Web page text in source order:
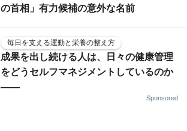
の首相」有力候補の意外な名前
毎日を支える運動と栄養の整え方
成果を出し続ける人は、日々の健康管理
をどうセルフマネジメントしているのか
——
Sponsored